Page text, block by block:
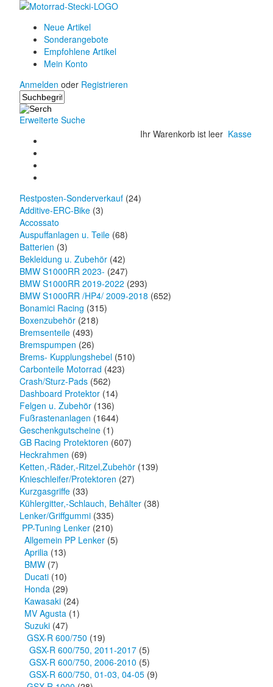
Neue Artikel
Sonderangebote
Empfohlene Artikel
Mein Konto
Anmelden oder Registrieren
Erweiterte Suche
Ihr Warenkorb ist leer Kasse
Restposten-Sonderverkauf (24)
Additive-ERC-Bike (3)
Accossato
Auspuffanlagen u. Teile (68)
Batterien (3)
Bekleidung u. Zubehör (42)
BMW S1000RR 2023- (247)
BMW S1000RR 2019-2022 (293)
BMW S1000RR /HP4/ 2009-2018 (652)
Bonamici Racing (315)
Boxenzubehör (218)
Bremsenteile (493)
Bremspumpen (26)
Brems- Kupplungshebel (510)
Carbonteile Motorrad (423)
Crash/Sturz-Pads (562)
Dashboard Protektor (14)
Felgen u. Zubehör (136)
Fußrastenanlagen (1644)
Geschenkgutscheine (1)
GB Racing Protektoren (607)
Heckrahmen (69)
Ketten,-Räder,-Ritzel,Zubehör (139)
Knieschleifer/Protektoren (27)
Kurzgasgriffe (33)
Kühlergitter,-Schlauch, Behälter (38)
Lenker/Griffgummi (335)
PP-Tuning Lenker (210)
Allgemein PP Lenker (5)
Aprilia (13)
BMW (7)
Ducati (10)
Honda (29)
Kawasaki (24)
MV Agusta (1)
Suzuki (47)
GSX-R 600/750 (19)
GSX-R 600/750, 2011-2017 (5)
GSX-R 600/750, 2006-2010 (5)
GSX-R 600/750, 01-03, 04-05 (9)